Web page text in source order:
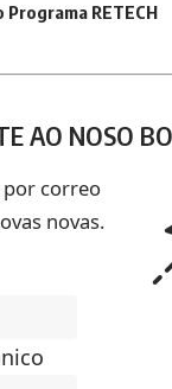
RETECH
AO NOSO
por correo
novas.